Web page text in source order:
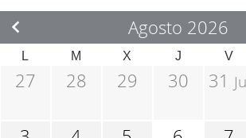
Agosto 2026
L M X J V
27 28 29 30 31